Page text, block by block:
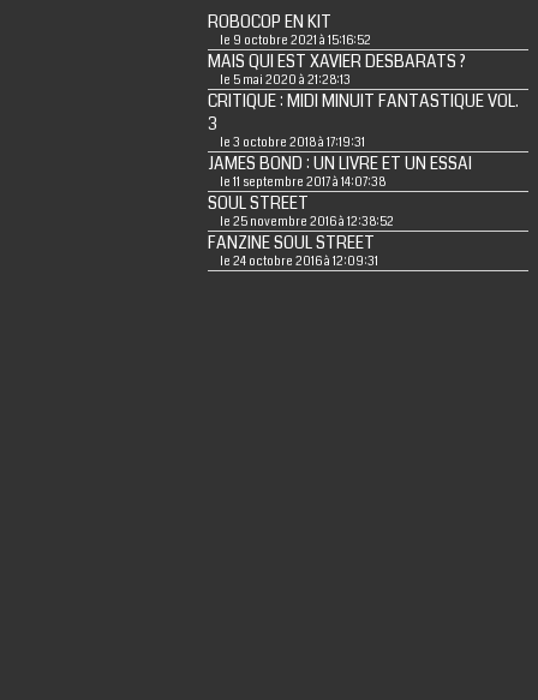
ROBOCOP EN KIT
le 9 octobre 2021 à 15:16:52
MAIS QUI EST XAVIER DESBARATS ?
le 5 mai 2020 à 21:28:13
CRITIQUE : MIDI MINUIT FANTASTIQUE VOL.
3
le 3 octobre 2018 à 17:19:31
JAMES BOND : UN LIVRE ET UN ESSAI
le 11 septembre 2017 à 14:07:38
SOUL STREET
le 25 novembre 2016 à 12:38:52
FANZINE SOUL STREET
le 24 octobre 2016 à 12:09:31